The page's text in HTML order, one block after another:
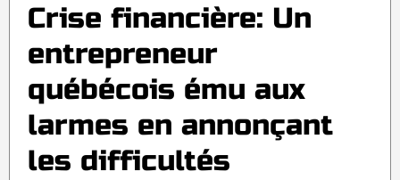
Crise financière: Un
entrepreneur
québécois ému aux
larmes en annonçant
les difficultés